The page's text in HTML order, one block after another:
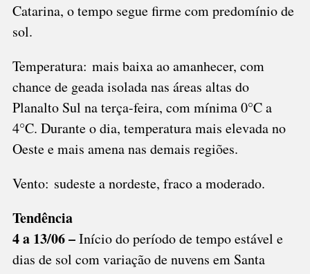
Catarina, o tempo segue firme com predomínio de
sol.
Temperatura: mais baixa ao amanhecer, com
chance de geada isolada nas áreas altas do
Planalto Sul na terça-feira, com mínima 0°C a
4°C. Durante o dia, temperatura mais elevada no
Oeste e mais amena nas demais regiões.
Vento: sudeste a nordeste, fraco a moderado.
Tendência
4 a 13/06 –Início do período de tempo estável e
dias de sol com variação de nuvens em Santa